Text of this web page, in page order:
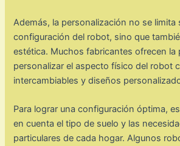
Además, la personalización no se limita
configuración del robot, sino que
estética. Muchos fabricantes ofrecen la
personalizar el aspecto físico del robot
intercambiables y diseños
Para lograr una configuración óptima,
en cuenta el tipo de suelo y las
particulares de cada hogar. Algunos